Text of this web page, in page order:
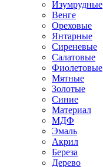
Изумрудные
Венге
Ореховые
Янтарные
Сиреневые
Салатовые
Фиолетовые
Мятные
Золотые
Синие
Материал
МДФ
Эмаль
Акрил
Береза
Дерево